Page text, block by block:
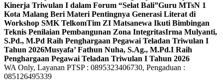
Kinerja Triwulan I dalam Forum “Selat Bali”Guru MTsN 1
Kota Malang Beri Materi Pentingnya Generasi Literat di
Workshop SMK TelkomTim ZI Matsanewa Ikuti Bimbingan
Teknis Penilaian Pembangunan Zona IntegritasIrma Mulyanti,
S.Pd., M.Pd Raih Penghargaan Pegawai Teladan Triwulan I
Tahun 2026Musyafa’ Fathun Nuha, S.Ag., M.Pd.I Raih
Penghargaan Pegawai Teladan Triwulan I Tahun 2026
WA Only, Layanan PTSP : 0895323406730, Pengaduan :
085126495339